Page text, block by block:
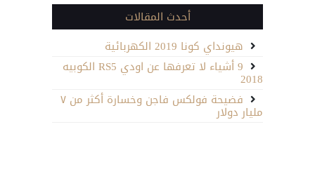
أحدث المقالات
هيونداي كونا 2019 الكهربائية
9 أشياء لا تعرفها عن اودي RS5 الكوبيه
2018
فضيحة فولكس فاجن وخسارة أكثر من ٧
مليار دولار